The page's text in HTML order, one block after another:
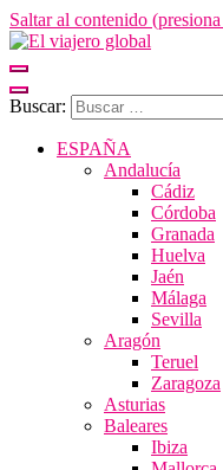
Saltar al contenido
forma sensorial, desde su
Buscar:
ESPAÑA
Andalucía
Cádiz
Córdoba
Granada
Huelva
Jaén
Málaga
Sevilla
Aragón
Teruel
Zaragoza
Asturias
Baleares
Ibiza